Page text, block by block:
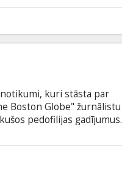
pašcieņu un izturību.
valodā ar subtitriem
kuri stāsta par
Boston Globe" žurnālistu
pedofilijas gadījumus.